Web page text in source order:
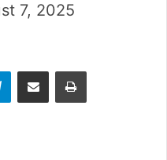
7, 2025
TelegramShare via Email Print